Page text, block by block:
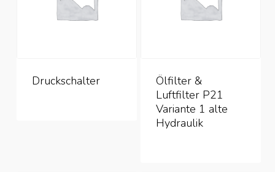
Druckschalter
Ölfilter &
Luftfilter P21
Variante 1 alte
Hydraulik